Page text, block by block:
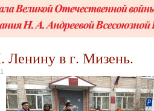
Ленину в г. Мизень.